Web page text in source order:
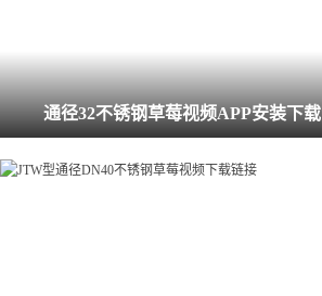
通径32不锈钢草莓视频APP安装下载